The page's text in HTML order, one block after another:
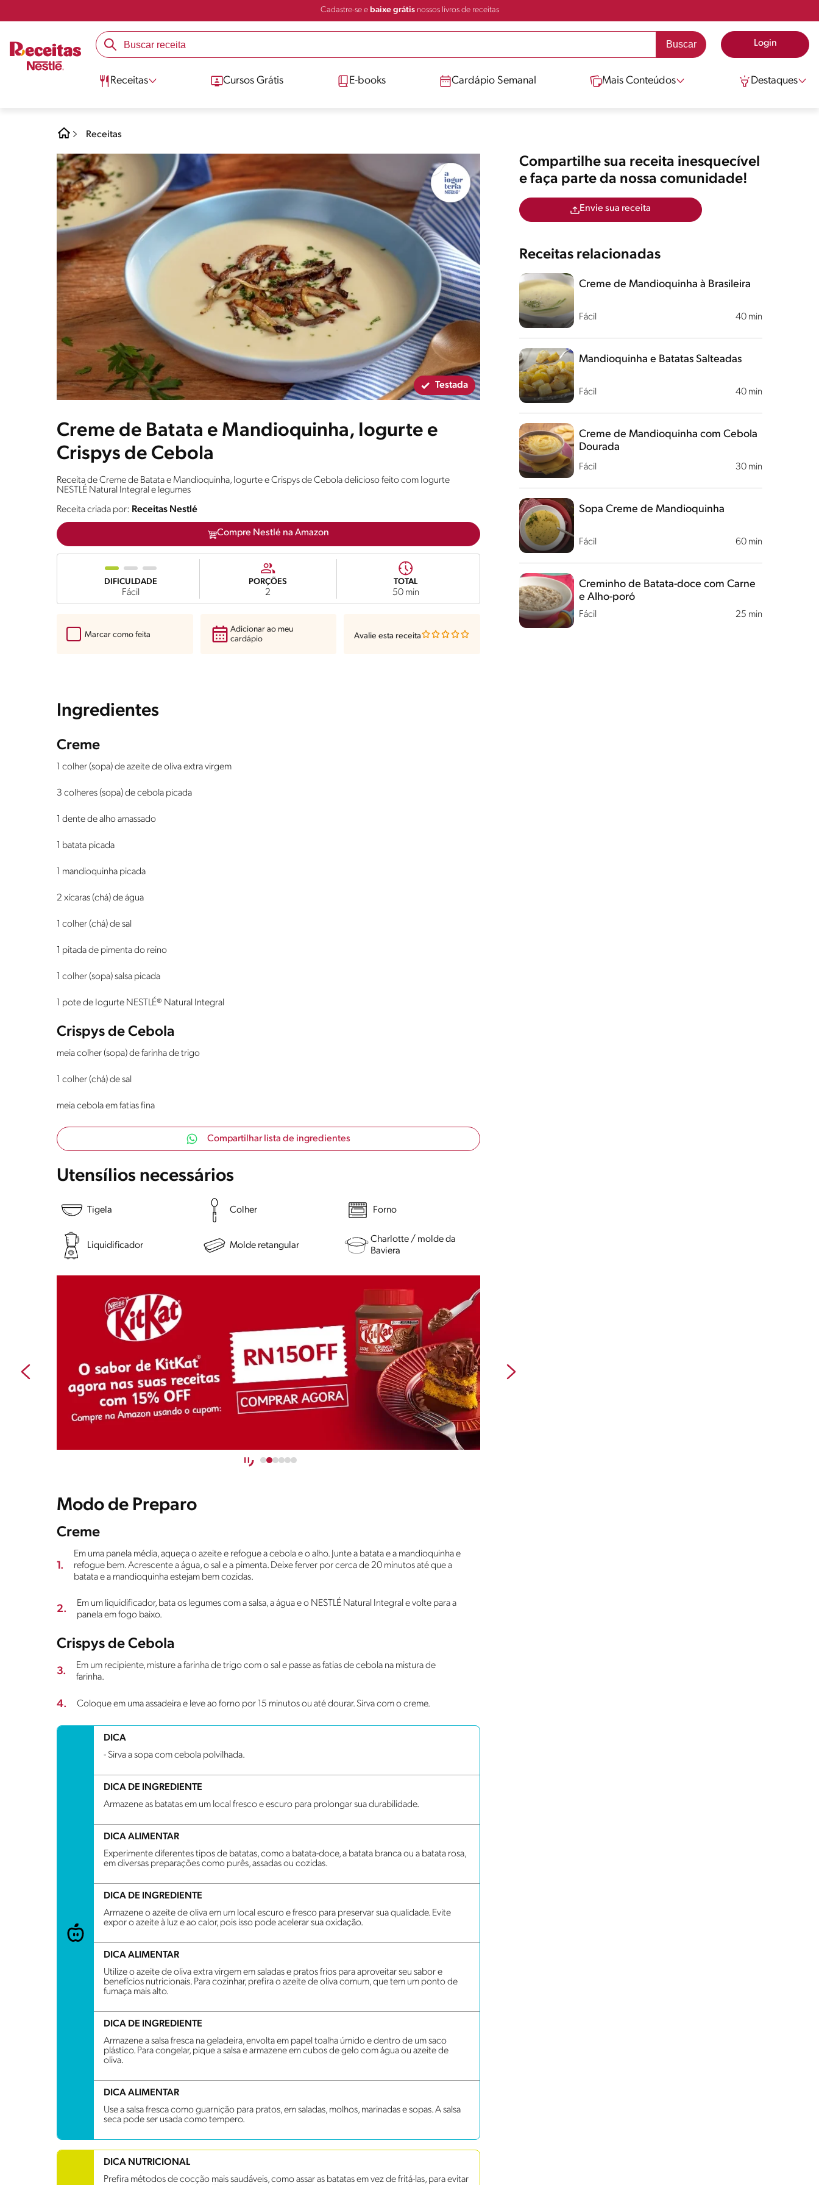
Cadastre-se e baixe grátisnossos livros de receitas
Login
Receitas Cursos Grátis E-books Cardápio Semanal Mais Conteúdos Destaques
Receitas
Testada
Creme de Batata e Mandioquinha, Iogurte e
Crispys de Cebola
Receita de Creme de Batata e Mandioquinha, Iogurte e Crispys de Cebola delicioso feito com Iogurte
NESTLÉ Natural Integral e legumes
Receita criada por: Receitas Nestlé
Compre Nestlé na Amazon
DIFICULDADE
Fácil
PORÇÕES
2
TOTAL
50 min
Marcar como feita
Adicionar ao meu
cardápio
Avalie esta receita
Ingredientes
Creme
1 colher (sopa) de azeite de oliva extra virgem
3 colheres (sopa) de cebola picada
1 dente de alho amassado
1 batata picada
1 mandioquinha picada
2 xícaras (chá) de água
1 colher (chá) de sal
1 pitada de pimenta do reino
1 colher (sopa) salsa picada
1 pote de Iogurte NESTLÉ® Natural Integral
Crispys de Cebola
meia colher (sopa) de farinha de trigo
1 colher (chá) de sal
meia cebola em fatias fina
Compartilhar lista de ingredientes
Utensílios necessários
Tigela Colher Forno
Liquidificador Molde retangular
Charlotte / molde da
Baviera
Modo de Preparo
Creme
1.
Em uma panela média, aqueça o azeite e refogue a cebola e o alho. Junte a batata e a mandioquinha e
refogue bem. Acrescente a água, o sal e a pimenta. Deixe ferver por cerca de 20 minutos até que a
batata e a mandioquinha estejam bem cozidas.
2.
Em um liquidificador, bata os legumes com a salsa, a água e o NESTLÉ Natural Integral e volte para a
panela em fogo baixo.
Crispys de Cebola
3.
Em um recipiente, misture a farinha de trigo com o sal e passe as fatias de cebola na mistura de
farinha.
4. Coloque em uma assadeira e leve ao forno por 15 minutos ou até dourar. Sirva com o creme.
DICA
- Sirva a sopa com cebola polvilhada.
DICA DE INGREDIENTE
Armazene as batatas em um local fresco e escuro para prolongar sua durabilidade.
DICA ALIMENTAR
Experimente diferentes tipos de batatas, como a batata-doce, a batata branca ou a batata rosa,
em diversas preparações como purês, assadas ou cozidas.
DICA DE INGREDIENTE
Armazene o azeite de oliva em um local escuro e fresco para preservar sua qualidade. Evite
expor o azeite à luz e ao calor, pois isso pode acelerar sua oxidação.
DICA ALIMENTAR
Utilize o azeite de oliva extra virgem em saladas e pratos frios para aproveitar seu sabor e
benefícios nutricionais. Para cozinhar, prefira o azeite de oliva comum, que tem um ponto de
fumaça mais alto.
DICA DE INGREDIENTE
Armazene a salsa fresca na geladeira, envolta em papel toalha úmido e dentro de um saco
plástico. Para congelar, pique a salsa e armazene em cubos de gelo com água ou azeite de
oliva.
DICA ALIMENTAR
Use a salsa fresca como guarnição para pratos, em saladas, molhos, marinadas e sopas. A salsa
seca pode ser usada como tempero.
DICA NUTRICIONAL
Prefira métodos de cocção mais saudáveis, como assar as batatas em vez de fritá-las, para evitar
Compartilhe sua receita inesquecível
e faça parte da nossa comunidade!
Envie sua receita
Receitas relacionadas
Fácil 40 min
Creme de Mandioquinha à Brasileira
Fácil 40 min
Mandioquinha e Batatas Salteadas
Fácil 30 min
Creme de Mandioquinha com Cebola
Dourada
Fácil 60 min
Sopa Creme de Mandioquinha
Fácil 25 min
Creminho de Batata-doce com Carne
e Alho-poró